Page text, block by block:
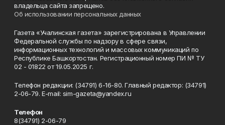
владельца сайта запрещено.
Об использовании персональных данных
Газета «Учалинская газета» зарегистрирована в Управлении
Федеральной службы по надзору в сфере связи,
информационных технологий и массовых коммуникаций по
Республике Башкортостан. Регистрационный номер ПИ № ТУ
02 - 01822 от 19.05.2025 г.
Телефон редакции: (34791) 6-16-80. Главный редактор: (34791)
2-06-79. Е-mаil: sim-gazeta@yandex.ru
Телефон
8(34791) 2-06-79